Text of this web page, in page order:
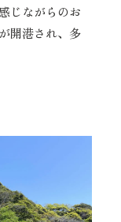
じながらのお
開港され、多